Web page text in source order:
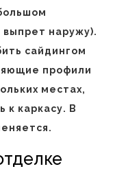
выпрет наружу).
сайдингом
профили
местах,
к каркасу. В